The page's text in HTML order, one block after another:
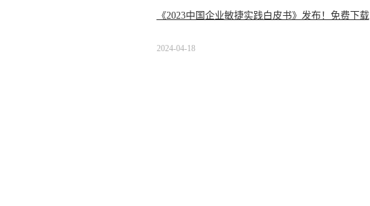
《2023中国企业敏捷实践白皮书》发布！免费下载
2024-04-18